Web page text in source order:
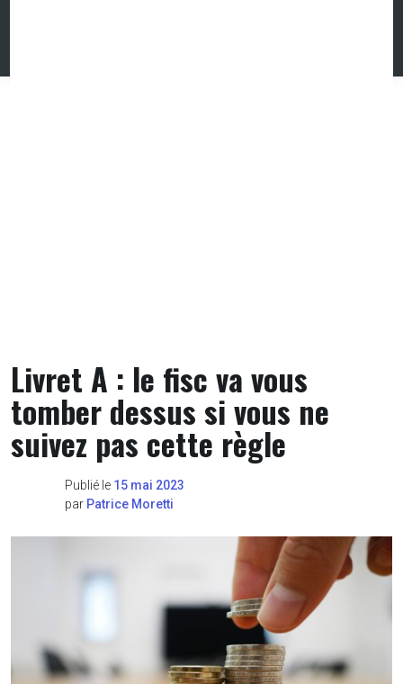
Livret A : le fisc va vous
tomber dessus si vous ne
suivez pas cette règle
Publié le 15 mai 2023
par Patrice Moretti